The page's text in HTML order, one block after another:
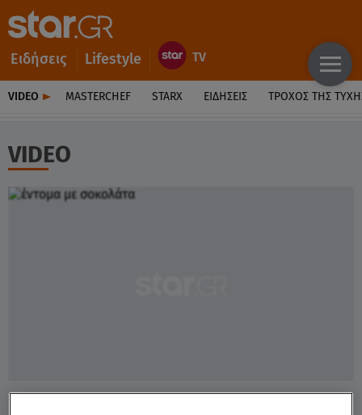
Ειδήσεις Lifestyle
VIDEO MASTERCHEF STARX ΕΙΔΉΣΕΙΣ ΤΡΟΧΌΣ ΤΗΣ
VIDEO